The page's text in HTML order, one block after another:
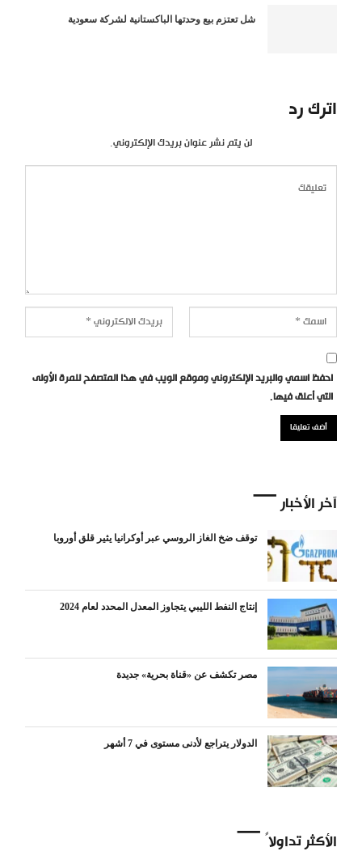
شل تعتزم بيع وحدتها الباكستانية لشركة سعودية
اترك رد
لن يتم نشر عنوان بريدك الإلكتروني.
احفظ اسمي والبريد الإلكتروني وموقع الويب في هذا المتصفح للمرة الأولى
التي أعلق فيها.
آخر الأخبار
توقف ضخ الغاز الروسي عبر أوكرانيا يثير قلق أوروبا
إنتاج النفط الليبي يتجاوز المعدل المحدد لعام 2024
مصر تكشف عن «قناة بحرية» جديدة
الدولار يتراجع لأدنى مستوى في 7 أشهر
الأكثر تداولاً